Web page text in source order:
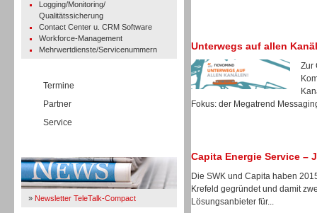
Logging/Monitoring/
Qualitätssicherung
Contact Center u. CRM Software
Workforce-Management
Mehrwertdienste/Servicenummern
Termine
Partner
Service
» Newsletter TeleTalk-Compact
Unterwegs auf allen
Zur
Fokus: der Megatrend
Capita Energie Service –
Die SWK und Capita haben
Krefeld gegründet und damit
Lösungsanbieter für...